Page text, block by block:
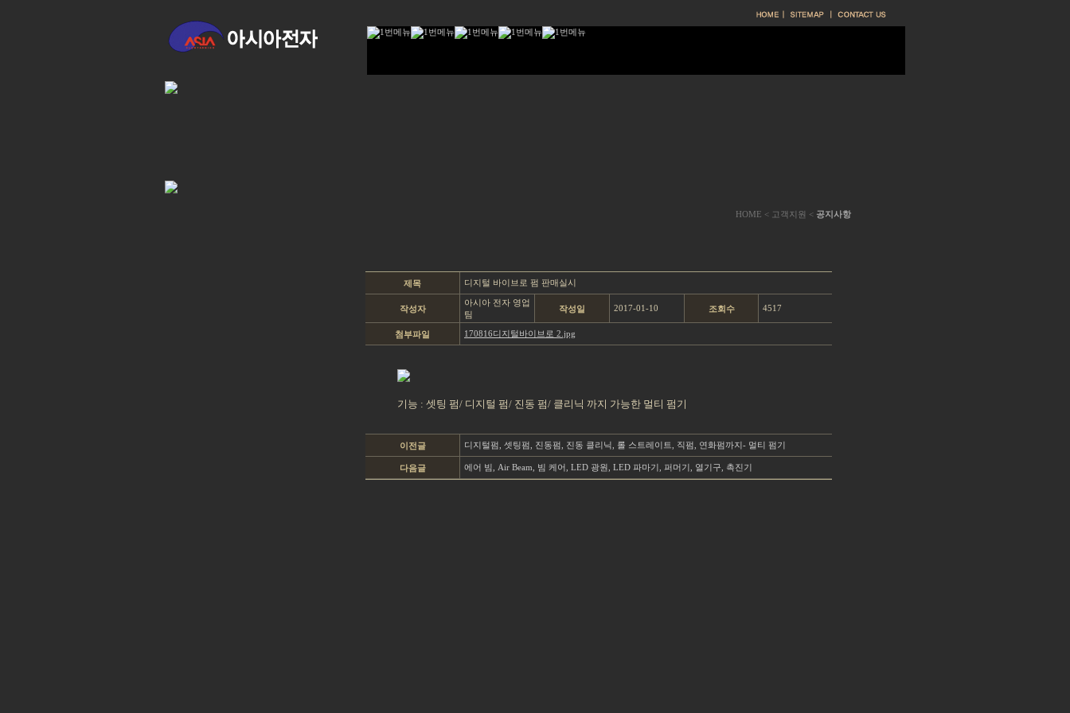
HOME < 고객지원 < 공지사항
제목 디지털 바이브로 펌 판매실시
작성자
아시아 전자 영업
팀
작성일 2017-01-10 조회수 4517
첨부파일 170816디지털바이브로 2.jpg
기능 : 셋팅 펌/ 디지털 펌/ 진동 펌/ 클리닉 까지 가능한 멀티 펌기
이전글 디지털펌, 셋팅펌, 진동펌, 진동 클리닉, 롤 스트레이트, 직펌, 연화펌까지- 멀티 펌기
다음글 에어 빔, Air Beam, 빔 케어, LED 광원, LED 파마기, 퍼머기, 열기구, 촉진기